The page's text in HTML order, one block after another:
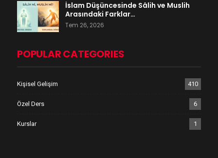
İslam Düşüncesinde Sâlih ve Muslih
Arasındaki Farklar…
Tem 26, 2026
POPULAR CATEGORIES
Kişisel Gelişim 410
Özel Ders 6
Kurslar 1